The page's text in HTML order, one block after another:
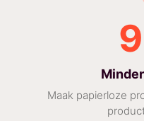
Maak papierloze